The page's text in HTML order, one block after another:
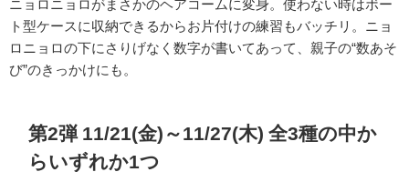
ニョロニョロがまさかのヘアコームに変身。使わない時はボー
ト型ケースに収納できるからお片付けの練習もバッチリ。ニョ
ロニョロの下にさりげなく数字が書いてあって、親子の“数あそ
び”のきっかけにも。
第2弾 11/21(金)～11/27(木) 全3種の中か
らいずれか1つ